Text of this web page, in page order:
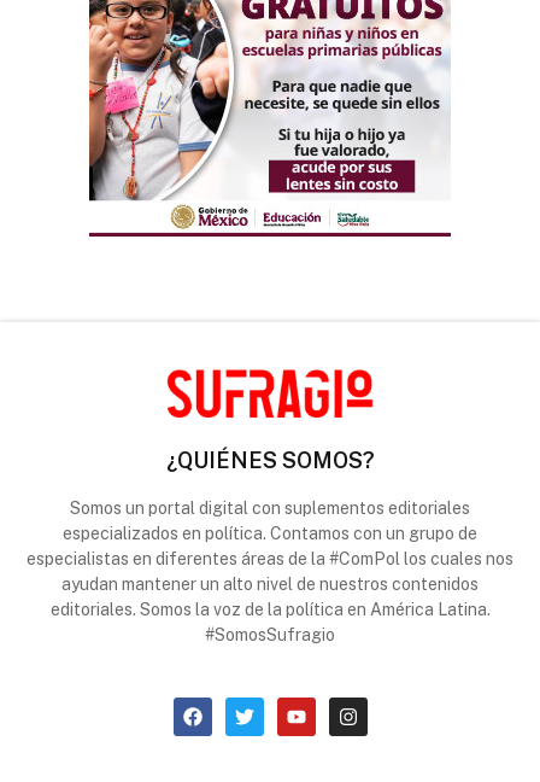
¿QUIÉNES SOMOS?
Somos un portal digital con suplementos editoriales
especializados en política. Contamos con un grupo de
especialistas en diferentes áreas de la #ComPol los cuales nos
ayudan mantener un alto nivel de nuestros contenidos
editoriales. Somos la voz de la política en América Latina.
#SomosSufragio